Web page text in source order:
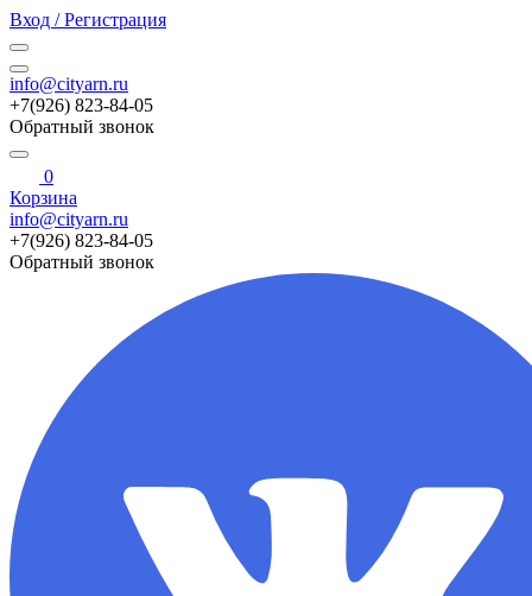
Вход / Регистрация
info@cityarn.ru
+7(926) 823-84-05
Обратный звонок
0
Корзина
info@cityarn.ru
+7(926) 823-84-05
Обратный звонок